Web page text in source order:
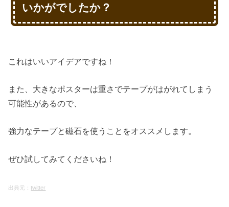
いかがでしたか？
これはいいアイデアですね！
また、大きなポスターは重さでテープがはがれてしまう
可能性があるので、
強力なテープと磁石を使うことをオススメします。
ぜひ試してみてくださいね！
出典元：twitter